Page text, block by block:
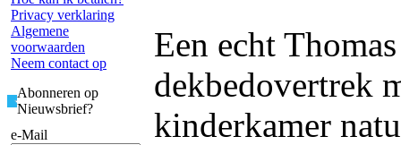
Privacy verklaring
Algemene
voorwaarden
Neem contact op
Abonneren op
Nieuwsbrief?
e-Mail
Een echt
dekbedovertrek
kinderkamer